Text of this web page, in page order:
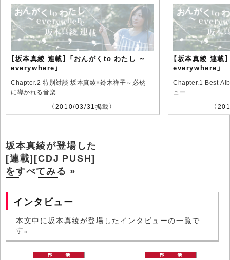
【坂本真綾 連載】 「おんがくto わたし ～
everywhere」
Chapter.2 特別対談 坂本真綾×鈴木祥子～必然
に導かれる音楽
（2010/03/31掲載）
【坂本真綾 連載
everywhere」
Chapter.1 Best
ュー
（
坂本真綾が登場した
[連載][CDJ PUSH]
をすべてみる »
インタビュー
本文中に坂本真綾が登場したインタビューの一覧で
す。